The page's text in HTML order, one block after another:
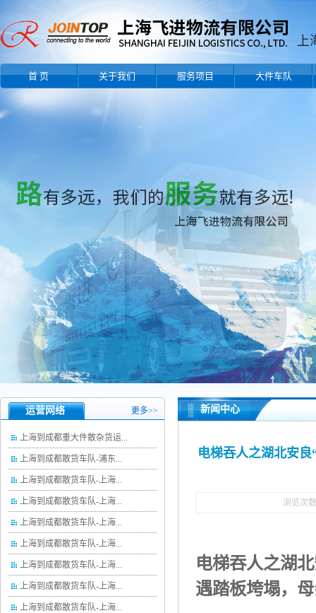
首 页 关于我们 服务项目 大件车队
运营网络 更多>>
上海到成都重大件散杂货运...
上海到成都散货车队-浦东...
上海到成都散货车队-上海...
上海到成都散货车队-上海...
上海到成都散货车队-上海...
上海到成都散货车队-上海...
上海到成都散货车队-上海...
上海到成都散货车队-上海...
上海到成都散货车队-上海...
新闻中心
电梯吞人之湖北安
浏览次
电梯吞人之湖
遇踏板垮塌，